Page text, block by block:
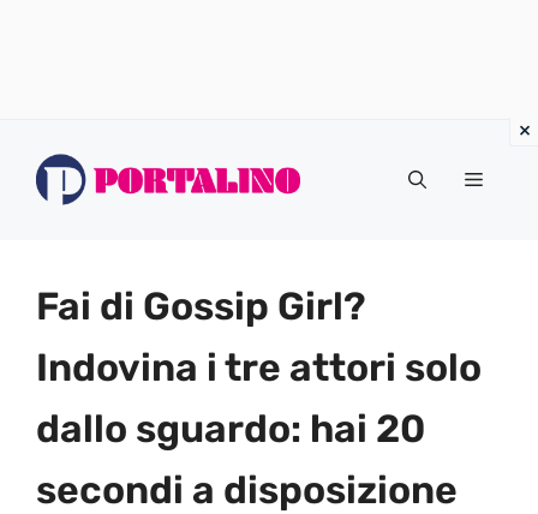
Menu
Fai di Gossip Girl?
Indovina i tre attori solo
dallo sguardo: hai 20
secondi a disposizione